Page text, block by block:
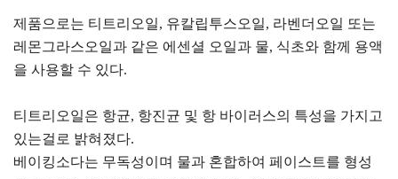
제품으로는 티트리오일, 유칼립투스오일, 라벤더오일 또는
레몬그라스오일과 같은 에센셜 오일과 물, 식초와 함께 용액
을 사용할 수 있다.
티트리오일은 항균, 항진균 및 항 바이러스의 특성을 가지고
있는걸로 밝혀졌다.
베이킹소다는 무독성이며 물과 혼합하여 페이스트를 형성